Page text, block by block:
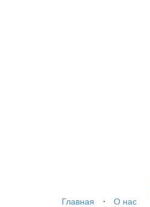
Главная
⋅ О нас